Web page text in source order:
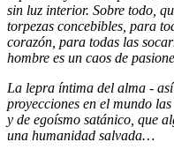
sin luz interior. Sobre todo,
torpezas concebibles, para
corazón, para todas las
hombre es un caos de
La lepra íntima del alma -
proyecciones en el mundo
y de egoísmo satánico, que
una humanidad salvada…